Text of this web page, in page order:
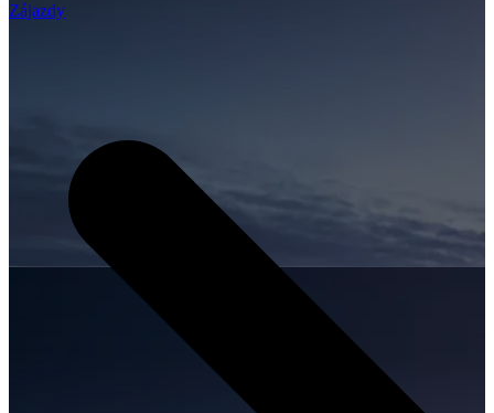
Zájazdy